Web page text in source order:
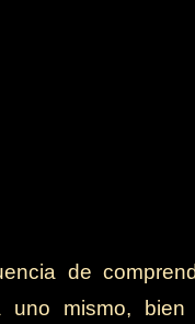
de
uno mismo,